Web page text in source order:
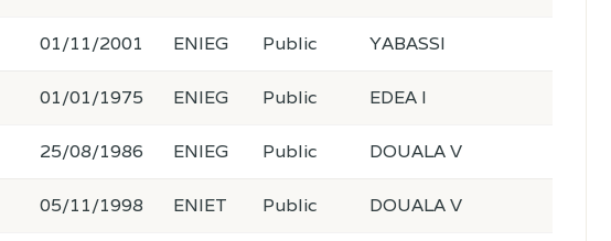
01/11/2001 ENIEG Public YABASSI
01/01/1975 ENIEG Public EDEA I
25/08/1986 ENIEG Public DOUALA V
05/11/1998 ENIET Public DOUALA V